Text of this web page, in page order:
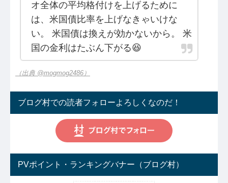
オ全体の平均格付けを上げるために
は、米国債比率を上げなきゃいけな
い。 米国債は換えが効かないから。 米
国の金利はたぶん下がる😆
（出典 @mogmog2486）
ブログ村での読者フォローよろしくなのだ！
PVポイント・ランキングバナー（ブログ村）